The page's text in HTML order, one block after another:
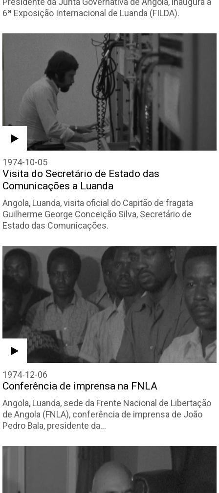
6ª Exposição Internacional de Luanda (FILDA).
1974-10-05
Visita do Secretário de Estado das
Comunicações a Luanda
Angola, Luanda, visita oficial do Capitão de fragata
Guilherme George Conceição Silva, Secretário de
Estado das Comunicações.
1974-12-06
Conferência de imprensa na FNLA
Angola, Luanda, sede da Frente Nacional de Libertação
de Angola (FNLA), conferência de imprensa de João
Pedro Bala, presidente da…